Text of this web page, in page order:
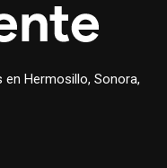
Hermosillo, Sonora,